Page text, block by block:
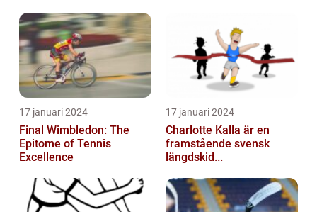
17 januari 2024
Final Wimbledon: The
Epitome of Tennis
Excellence
17 januari 2024
Charlotte Kalla är en
framstående svensk
längdskid...